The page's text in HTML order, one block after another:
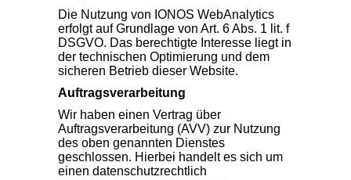
Die Nutzung von IONOS WebAnalytics
erfolgt auf Grundlage von Art. 6 Abs. 1 lit. f
DSGVO. Das berechtigte Interesse liegt in
der technischen Optimierung und dem
sicheren Betrieb dieser Website.
Auftragsverarbeitung
Wir haben einen Vertrag über
Auftragsverarbeitung (AVV) zur Nutzung
des oben genannten Dienstes
geschlossen. Hierbei handelt es sich um
einen datenschutzrechtlich